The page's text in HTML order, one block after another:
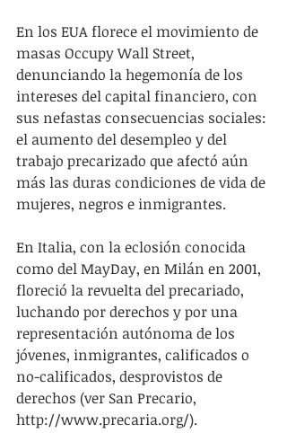
En los EUA florece el movimiento de
masas Occupy Wall Street,
denunciando la hegemonía de los
intereses del capital financiero, con
sus nefastas consecuencias sociales:
el aumento del desempleo y del
trabajo precarizado que afectó aún
más las duras condiciones de vida de
mujeres, negros e inmigrantes.
En Italia, con la eclosión conocida
como del MayDay, en Milán en 2001,
floreció la revuelta del precariado,
luchando por derechos y por una
representación autónoma de los
jóvenes, inmigrantes, calificados o
no-calificados, desprovistos de
derechos (ver San Precario,
http://www.precaria.org/).